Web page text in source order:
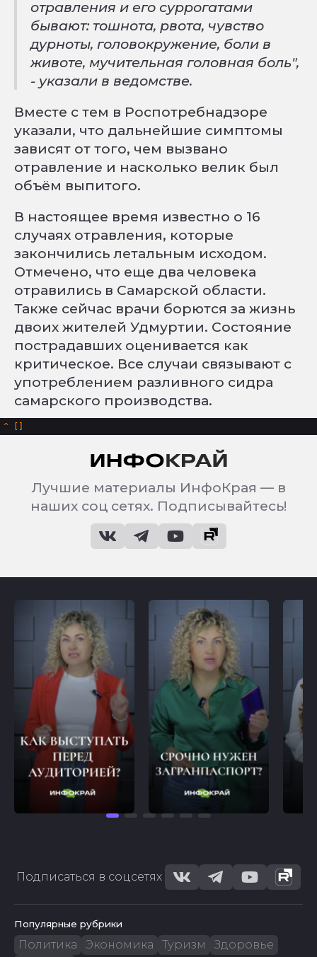
отравления и его суррогатами
бывают: тошнота, рвота, чувство
дурноты, головокружение, боли в
животе, мучительная головная боль",
- указали в ведомстве.
Вместе с тем в Роспотребнадзоре
указали, что дальнейшие симптомы
зависят от того, чем вызвано
отравление и насколько велик был
объём выпитого.
В настоящее время известно о 16
случаях отравления, которые
закончились летальным исходом.
Отмечено, что еще два человека
отравились в Самарской области.
Также сейчас врачи борются за жизнь
двоих жителей Удмуртии. Состояние
пострадавших оценивается как
критическое. Все случаи связывают с
употреблением разливного сидра
самарского производства.
^
Лучшие материалы ИнфоКрая — в
наших соц сетях. Подписывайтесь!
Подписаться в соцсетях
Популярные рубрики
Политика Экономика Туризм Здоровье